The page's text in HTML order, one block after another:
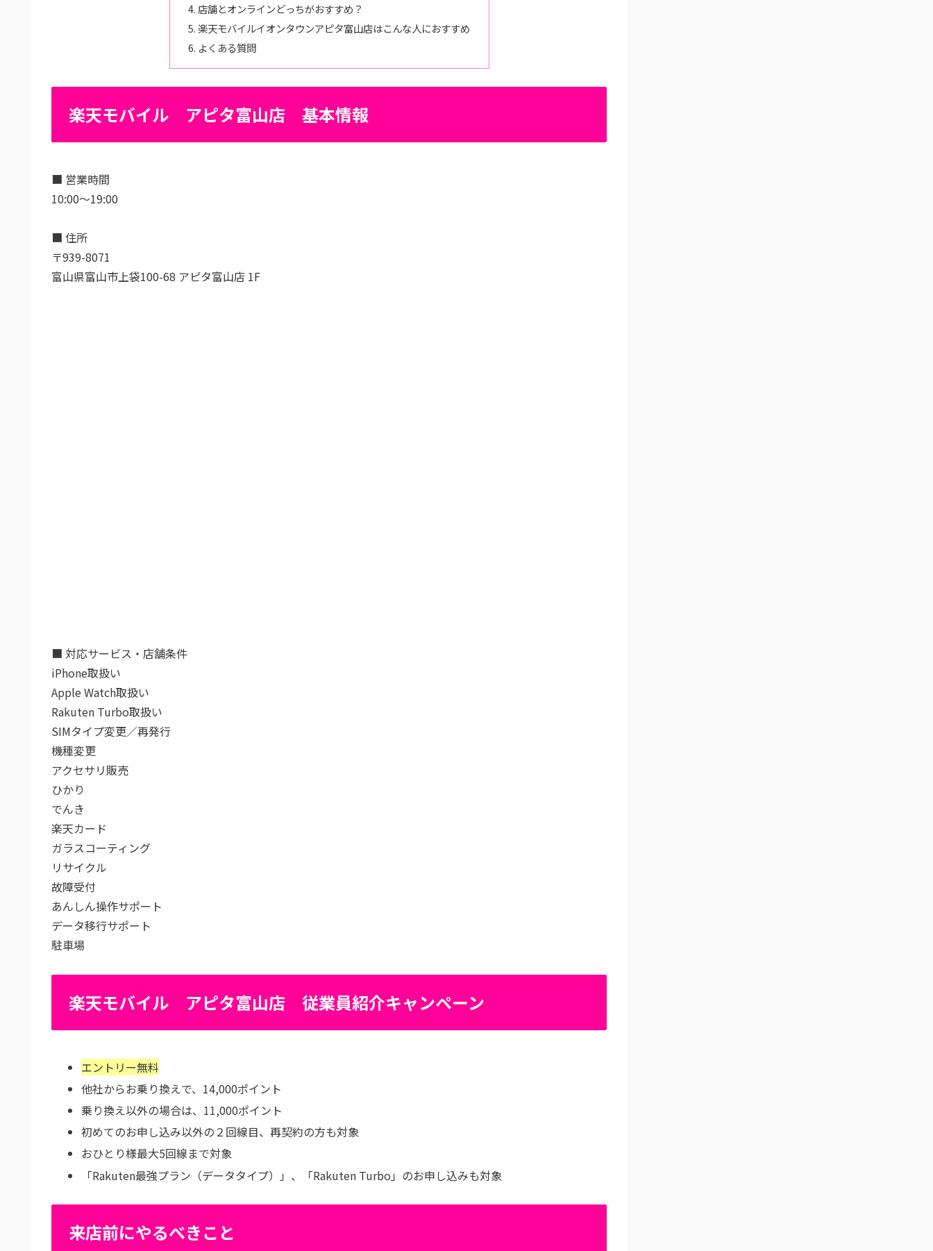
店舗とオンラインどっちがおすすめ？
楽天モバイルイオンタウンアピタ富山店はこんな人におすすめ
よくある質問
楽天モバイル アピタ富山店 基本情報
■ 営業時間
10:00～19:00
■ 住所
〒939-8071
富山県富山市上袋100-68 アピタ富山店 1F
■ 対応サービス・店舗条件
iPhone取扱い
Apple Watch取扱い
Rakuten Turbo取扱い
SIMタイプ変更／再発行
機種変更
アクセサリ販売
ひかり
でんき
楽天カード
ガラスコーティング
リサイクル
故障受付
あんしん操作サポート
データ移行サポート
駐車場
楽天モバイル アピタ富山店 従業員紹介キャンペーン
エントリー無料
他社からお乗り換えで、14,000ポイント
乗り換え以外の場合は、11,000ポイント
初めてのお申し込み以外の２回線目、再契約の方も対象
おひとり様最大5回線まで対象
「Rakuten最強プラン（データタイプ）」、「Rakuten Turbo」のお申し込みも対象
来店前にやるべきこと